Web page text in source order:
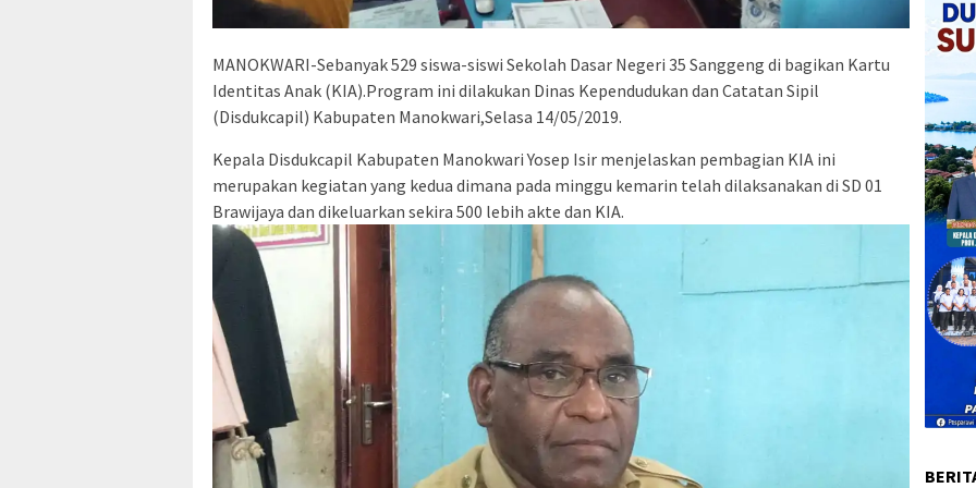
MANOKWARI-Sebanyak 529 siswa-siswi Sekolah Dasar Negeri 35 Sanggeng di bagikan Kartu
Identitas Anak (KIA).Program ini dilakukan Dinas Kependudukan dan Catatan Sipil
(Disdukcapil) Kabupaten Manokwari,Selasa 14/05/2019.
Kepala Disdukcapil Kabupaten Manokwari Yosep Isir menjelaskan pembagian KIA ini
merupakan kegiatan yang kedua dimana pada minggu kemarin telah dilaksanakan di SD 01
Brawijaya dan dikeluarkan sekira 500 lebih akte dan KIA.